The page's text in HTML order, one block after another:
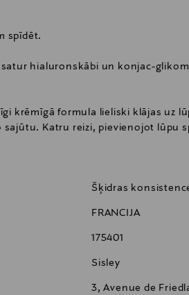
spīdēt.
hialuronskābi un konjac-
krēmīgā formula lieliski klājas uz
Katru reizi, pievienojot lūpu
savu kosmētikas somiņu ar
Šķidras
FRANCIJA
175401
Sisley
3, Avenue de